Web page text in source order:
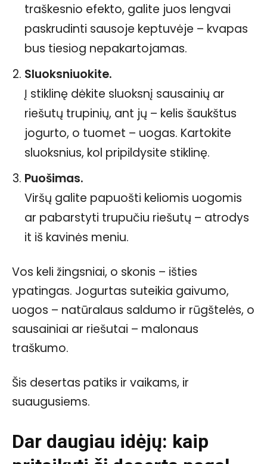
traškesnio efekto, galite juos lengvai
paskrudinti sausoje keptuvėje – kvapas
bus tiesiog nepakartojamas.
Sluoksniuokite.
Į stiklinę dėkite sluoksnį sausainių ar
riešutų trupinių, ant jų – kelis šaukštus
jogurto, o tuomet – uogas. Kartokite
sluoksnius, kol pripildysite stiklinę.
Puošimas.
Viršų galite papuošti keliomis uogomis
ar pabarstyti trupučiu riešutų – atrodys
it iš kavinės meniu.
Vos keli žingsniai, o skonis – išties
ypatingas. Jogurtas suteikia gaivumo,
uogos – natūralaus saldumo ir rūgštelės, o
sausainiai ar riešutai – malonaus
traškumo.
Šis desertas patiks ir vaikams, ir
suaugusiems.
Dar daugiau idėjų: kaip